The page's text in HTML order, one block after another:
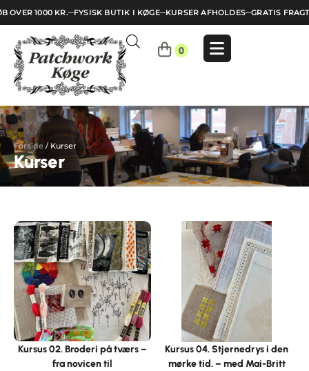
OVER 1000 KR.─FYSISK BUTIK I KØGE─KURSER AFHOLDES─GRATIS
0
Indkøbskurv
Din
kurv
tom.
Forside / Kurser
Kurser
Kursus 02. Broderi på tværs –
fra novicen til
Kursus 04. Stjernedrys i den
mørke tid. – med Mai-Britt